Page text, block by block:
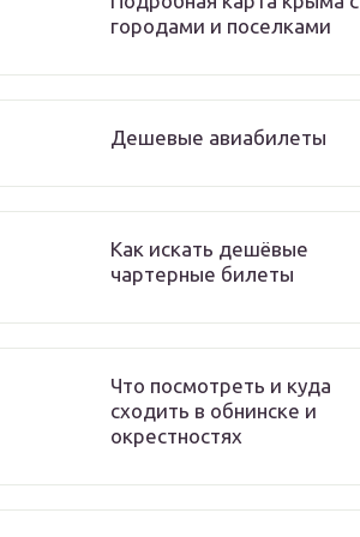
городами и поселками
Дешевые авиабилеты
Как искать дешёвые
чартерные билеты
Что посмотреть и куда
сходить в обнинске и
окрестностях